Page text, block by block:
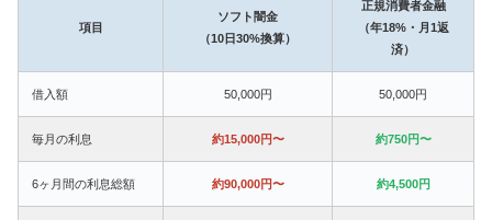
項目
ソフト闇金
（10日30%換算）
正規消費者金融
（年18%・月1返
済）
借入額 50,000円 50,000円
毎月の利息 約15,000円〜 約750円〜
6ヶ月間の利息総額 約90,000円〜 約4,500円